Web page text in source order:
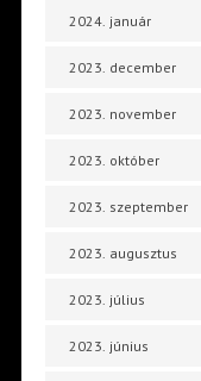
2024. január
2023. december
2023. november
2023. október
2023. szeptember
2023. augusztus
2023. július
2023. június